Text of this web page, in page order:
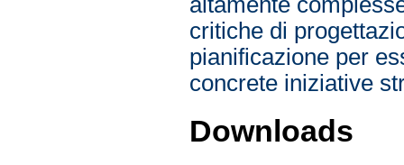
critiche di
pianificazione per
concrete iniziative
Downloads